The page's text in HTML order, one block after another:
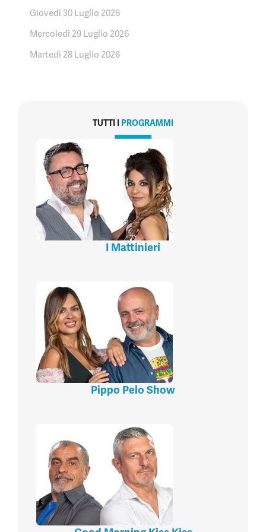
Giovedì 30 Luglio 2026
Mercoledì 29 Luglio 2026
Martedì 28 Luglio 2026
TUTTI I PROGRAMMI
I Mattinieri
Pippo Pelo Show